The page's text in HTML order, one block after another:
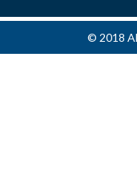
© 2018